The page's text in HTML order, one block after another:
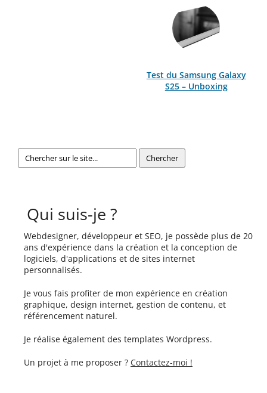
Test du Samsung Galaxy
S25 – Unboxing
Qui suis-je ?
Webdesigner, développeur et SEO, je possède plus de 20
ans d'expérience dans la création et la conception de
logiciels, d'applications et de sites internet
personnalisés.
Je vous fais profiter de mon expérience en création
graphique, design internet, gestion de contenu, et
référencement naturel.
Je réalise également des templates Wordpress.
Un projet à me proposer ? Contactez-moi !